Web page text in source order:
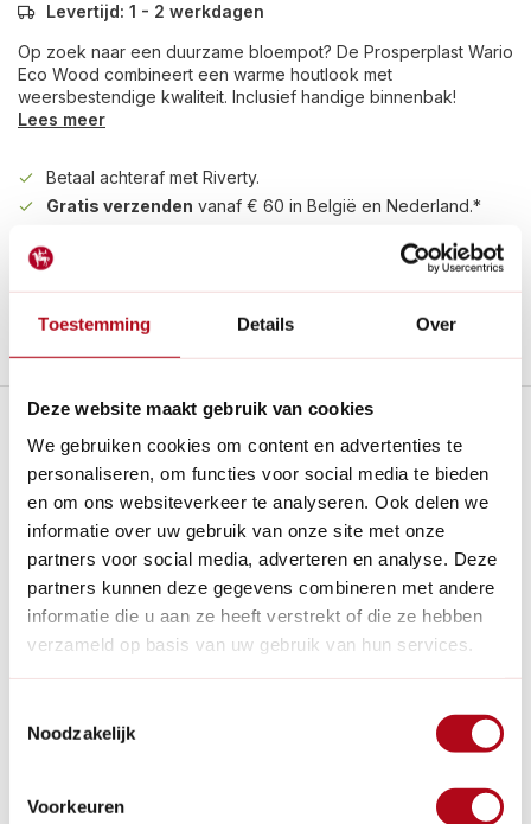
Toestemming Details Over
Deze website maakt gebruik van cookies
We gebruiken cookies om content en advertenties te
personaliseren, om functies voor social media te bieden
en om ons websiteverkeer te analyseren. Ook delen we
informatie over uw gebruik van onze site met onze
partners voor social media, adverteren en analyse. Deze
partners kunnen deze gegevens combineren met andere
informatie die u aan ze heeft verstrekt of die ze hebben
verzameld op basis van uw gebruik van hun services.
Noodzakelijk
Voorkeuren
Levertijd: 1 - 2 werkdagen
Op zoek naar een duurzame bloempot? De Prosperplast Wario
Eco Wood combineert een warme houtlook met
weersbestendige kwaliteit. Inclusief handige binnenbak!
Lees meer
Betaal achteraf met Riverty.
Gratis verzenden vanaf € 60 in België en Nederland.*
Al
de tuinspecialist voor tuinliefhebbers
Nieuw:Haal je bestelling in Wilnis bij ons op!
Stel een vraag over dit product
Plus- en minpunten
Milieubewust materiaal: De pot bestaat voor 33% uit
natuurlijk houtpulp, wat zorgt voor een lagere
ecologische voetafdruk.
Slimme binnenbak: De uitneembare binnenpot bespaart
aanzienlijk op potgrond, maakt verpotten lichter en
beschermt plantenwortels tegen rotting door overtollig
water.
en vorstbestendig, waardoor de pot het hele jaar door
barsten.
houtpulp in het materiaal is verwerkt, kunnen er tussen
verschillende productiebatches subtiele kleur- en